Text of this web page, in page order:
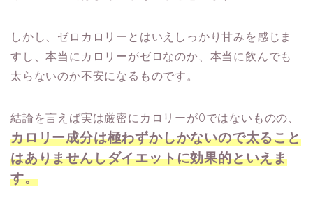
しかし、ゼロカロリーとはいえしっかり甘みを感じま
すし、本当にカロリーがゼロなのか、本当に飲んでも
太らないのか不安になるものです。
結論を言えば実は厳密にカロリーが0ではないものの、
カロリー成分は極わずかしかないので太ること
はありませんしダイエットに効果的といえま
す。